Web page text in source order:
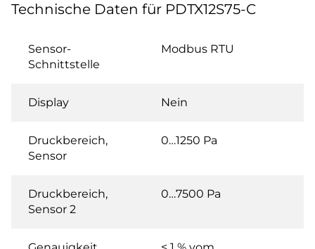
Technische Daten für PDTX12S75-C
Sensor-
Schnittstelle
Modbus RTU
Display Nein
Druckbereich,
Sensor
0…1250 Pa
Druckbereich,
Sensor 2
0…7500 Pa